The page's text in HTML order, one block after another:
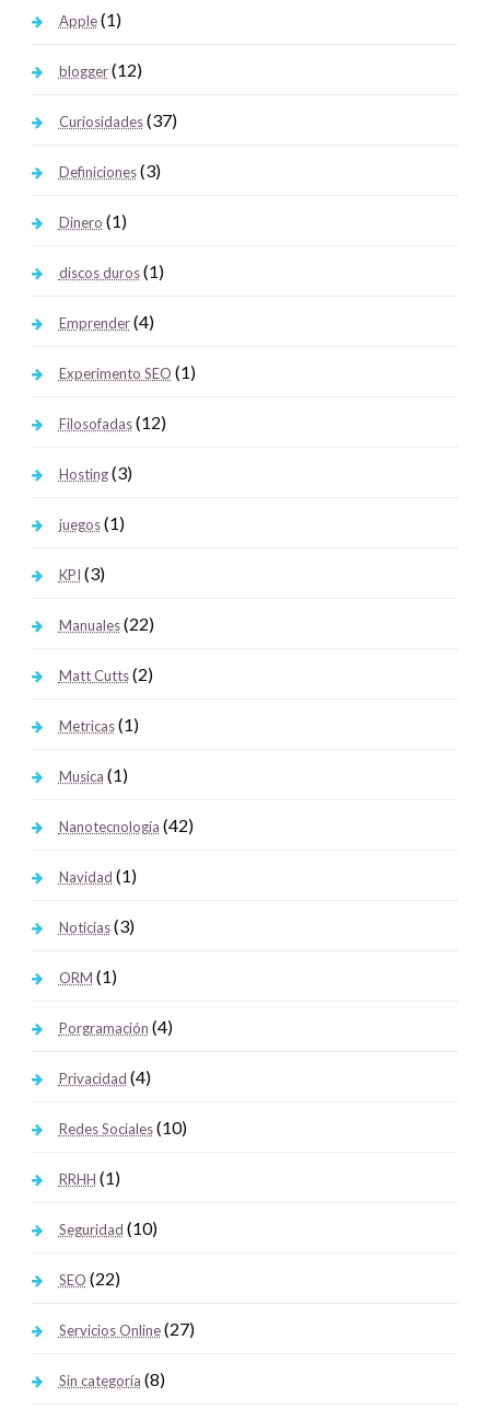
Apple(1)
blogger(12)
Curiosidades(37)
Definiciones(3)
Dinero (1)
discos duros(1)
Emprender(4)
Experimento SEO (1)
Filosofadas(12)
Hosting(3)
juegos(1)
KPI (3)
Manuales(22)
Matt Cutts(2)
Metricas(1)
Musica (1)
Nanotecnología (42)
Navidad (1)
Noticias(3)
ORM (1)
Porgramación (4)
Privacidad (4)
Redes Sociales(10)
RRHH (1)
Seguridad (10)
SEO (22)
Servicios Online(27)
Sin categoría (8)